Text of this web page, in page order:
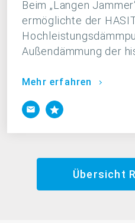
Beim „Langen
ermöglichte der
Außendämmung der
Mehr erfahren
Übersicht